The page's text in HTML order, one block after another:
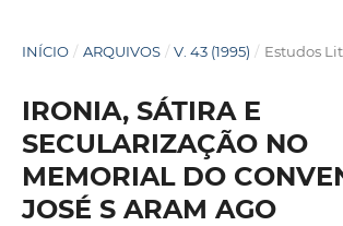
INÍCIO / ARQUIVOS / V. 43 (1995) / Estudos
IRONIA, SÁTIRA E
SECULARIZAÇÃO NO
MEMORIAL DO
JOSÉ S ARAM AGO